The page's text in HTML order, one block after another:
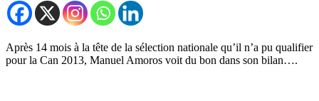
Après 14 mois à la tête de la sélection nationale qu’il n’a pu qualifier
pour la Can 2013, Manuel Amoros voit du bon dans son bilan….